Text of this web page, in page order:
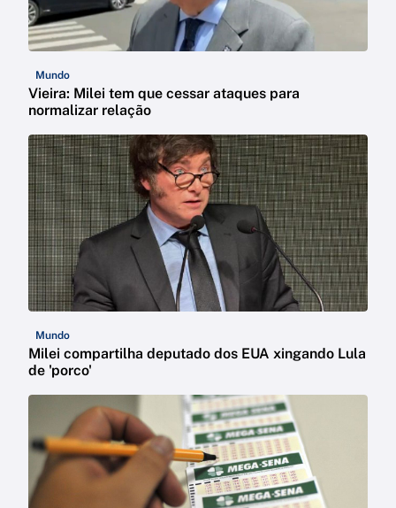
Mundo
Vieira: Milei tem que cessar ataques para
normalizar relação
Mundo
Milei compartilha deputado dos EUA xingando Lula
de 'porco'